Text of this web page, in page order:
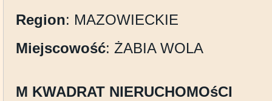
Region: MAZOWIECKIE
Miejscowość: ŻABIA WOLA
M KWADRAT NIERUCHOMOśCI